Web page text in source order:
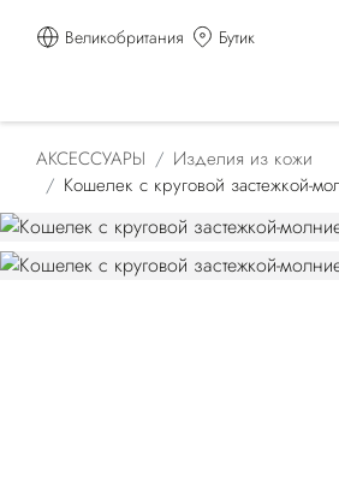
Великобритания Бутик
АКСЕССУАРЫ
Изделия из кожи
Кошелек с круговой застежкой-